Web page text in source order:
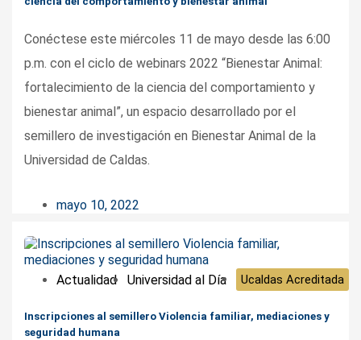
Conéctese este miércoles 11 de mayo desde las 6:00
p.m. con el ciclo de webinars 2022 “Bienestar Animal:
fortalecimiento de la ciencia del comportamiento y
bienestar animal”, un espacio desarrollado por el
semillero de investigación en Bienestar Animal de la
Universidad de Caldas.
mayo 10, 2022
Actualidad Universidad al Día Ucaldas Acreditada
Inscripciones al semillero Violencia familiar, mediaciones y
seguridad humana